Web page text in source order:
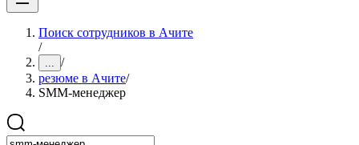
Поиск сотрудников в Ачите
/
... /
резюме в Ачите/
SMM-менеджер